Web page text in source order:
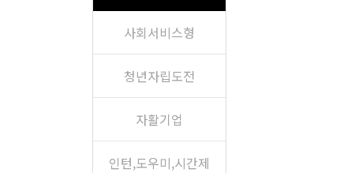
사회서비스형
청년자립도전
자활기업
인턴,도우미,시간제